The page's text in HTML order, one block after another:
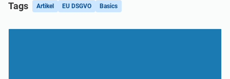
Tags Artikel EU DSGVO Basics